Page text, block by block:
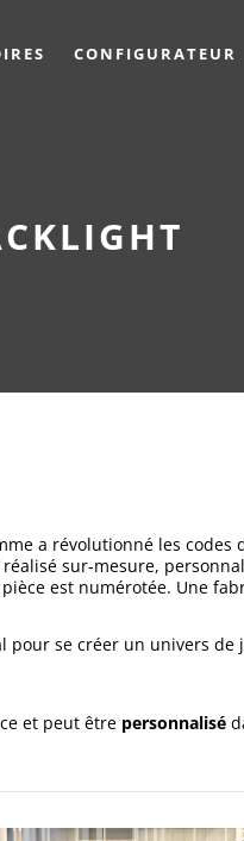
CONFIGURATEUR
a révolutionné les
réalisé sur-mesure,
est numérotée. Une
pour se créer un univers
et peut être personnalisé